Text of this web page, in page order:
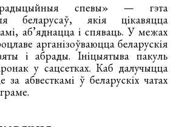
спевы» — гэта
беларусаў, якія цікавяцца
аб’яднацца і спяваць. У межах
арганізоўваюцца беларускія
і абрады. Ініцыятыва пакуль
у сацсетках. Каб далучыцца
за абвесткамі ў беларускіх чатах